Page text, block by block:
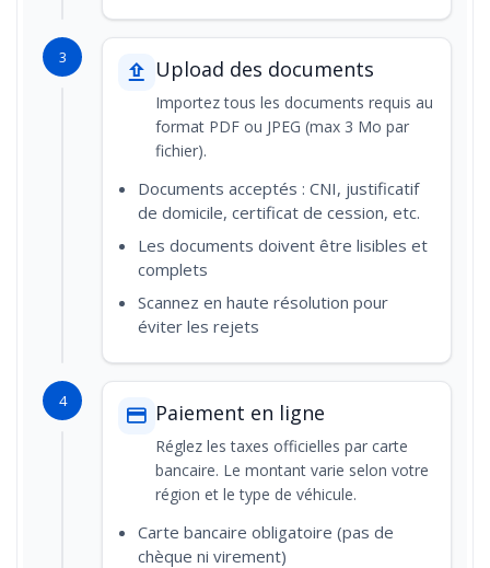
3 Upload des documents
Importez tous les documents requis au
format PDF ou JPEG (max 3 Mo par
fichier).
Documents acceptés : CNI, justificatif
de domicile, certificat de cession, etc.
Les documents doivent être lisibles et
complets
Scannez en haute résolution pour
éviter les rejets
4 Paiement en ligne
Réglez les taxes officielles par carte
bancaire. Le montant varie selon votre
région et le type de véhicule.
Carte bancaire obligatoire (pas de
chèque ni virement)